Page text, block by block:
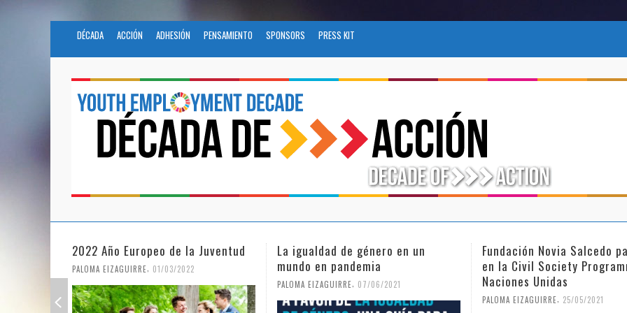
DÉCADA ACCIÓN ADHESIÓN PENSAMIENTO SPONSORS PRESS KIT
La igualdad de género en un
mundo en pandemia
PALOMA EIZAGUIRRE, 07/06/2021
Fundación Novia Salcedo participa
en la Civil Society Programme de
Naciones Unidas
PALOMA EIZAGUIRRE, 25/05/2021
El futuro del trabajo tras el
COVID-19
PALOMA EIZAGUIRRE, 26/04/2021